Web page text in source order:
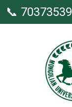
📞 70373539